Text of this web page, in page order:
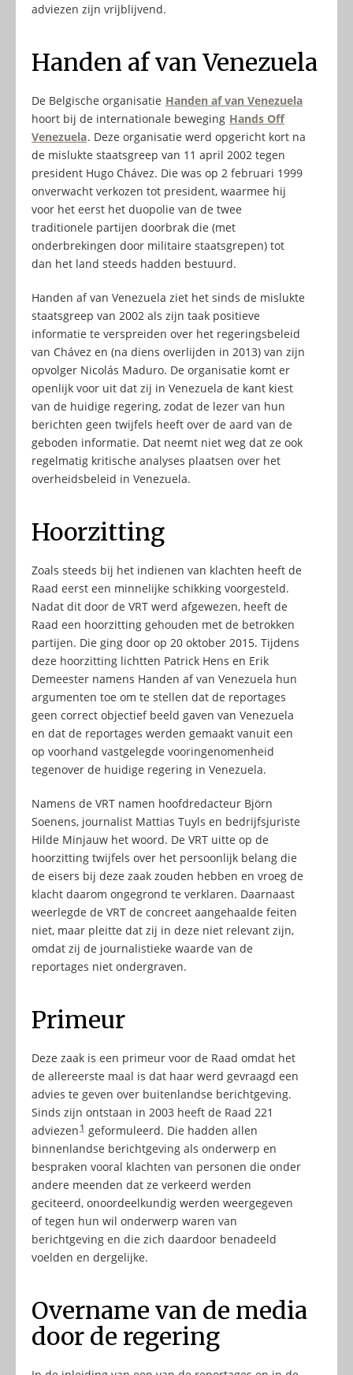
adviezen zijn vrijblijvend.
Handen af van Venezuela
De Belgische organisatie Handen af van Venezuela
hoort bij de internationale beweging Hands Off
Venezuela. Deze organisatie werd opgericht kort na
de mislukte staatsgreep van 11 april 2002 tegen
president Hugo Chávez. Die was op 2 februari 1999
onverwacht verkozen tot president, waarmee hij
voor het eerst het duopolie van de twee
traditionele partijen doorbrak die (met
onderbrekingen door militaire staatsgrepen) tot
dan het land steeds hadden bestuurd.
Handen af van Venezuela ziet het sinds de mislukte
staatsgreep van 2002 als zijn taak positieve
informatie te verspreiden over het regeringsbeleid
van Chávez en (na diens overlijden in 2013) van zijn
opvolger Nicolás Maduro. De organisatie komt er
openlijk voor uit dat zij in Venezuela de kant kiest
van de huidige regering, zodat de lezer van hun
berichten geen twijfels heeft over de aard van de
geboden informatie. Dat neemt niet weg dat ze ook
regelmatig kritische analyses plaatsen over het
overheidsbeleid in Venezuela.
Hoorzitting
Zoals steeds bij het indienen van klachten heeft de
Raad eerst een minnelijke schikking voorgesteld.
Nadat dit door de VRT werd afgewezen, heeft de
Raad een hoorzitting gehouden met de betrokken
partijen. Die ging door op 20 oktober 2015. Tijdens
deze hoorzitting lichtten Patrick Hens en Erik
Demeester namens Handen af van Venezuela hun
argumenten toe om te stellen dat de reportages
geen correct objectief beeld gaven van Venezuela
en dat de reportages werden gemaakt vanuit een
op voorhand vastgelegde vooringenomenheid
tegenover de huidige regering in Venezuela.
Namens de VRT namen hoofdredacteur Björn
Soenens, journalist Mattias Tuyls en bedrijfsjuriste
Hilde Minjauw het woord. De VRT uitte op de
hoorzitting twijfels over het persoonlijk belang die
de eisers bij deze zaak zouden hebben en vroeg de
klacht daarom ongegrond te verklaren. Daarnaast
weerlegde de VRT de concreet aangehaalde feiten
niet, maar pleitte dat zij in deze niet relevant zijn,
omdat zij de journalistieke waarde van de
reportages niet ondergraven.
Primeur
Deze zaak is een primeur voor de Raad omdat het
de allereerste maal is dat haar werd gevraagd een
advies te geven over buitenlandse berichtgeving.
Sinds zijn ontstaan in 2003 heeft de Raad 221
adviezen 1 geformuleerd. Die hadden allen
binnenlandse berichtgeving als onderwerp en
bespraken vooral klachten van personen die onder
andere meenden dat ze verkeerd werden
geciteerd, onoordeelkundig werden weergegeven
of tegen hun wil onderwerp waren van
berichtgeving en die zich daardoor benadeeld
voelden en dergelijke.
Overname van de media
door de regering